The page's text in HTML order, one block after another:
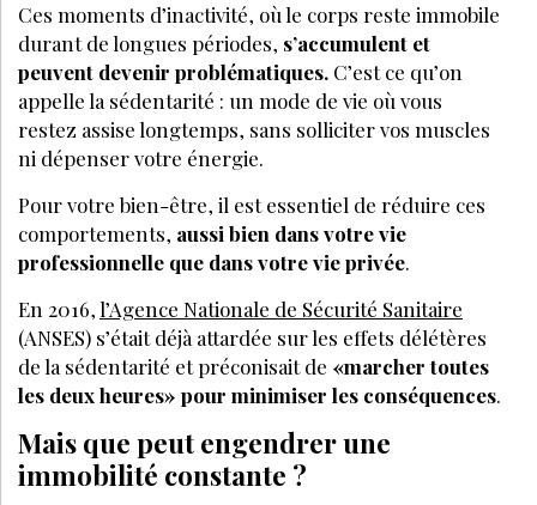
Ces moments d’inactivité, où le corps reste immobile
durant de longues périodes, s’accumulent et
peuvent devenir problématiques. C’est ce qu’on
appelle la sédentarité : un mode de vie où vous
restez assise longtemps, sans solliciter vos muscles
ni dépenser votre énergie.
Pour votre bien-être, il est essentiel de réduire ces
comportements, aussi bien dans votre vie
professionnelle que dans votre vie privée.
En 2016, l’Agence Nationale de Sécurité Sanitaire
(ANSES) s’était déjà attardée sur les effets délétères
de la sédentarité et préconisait de «marcher toutes
les deux heures» pour minimiser les conséquences.
Mais que peut engendrer une
immobilité constante ?